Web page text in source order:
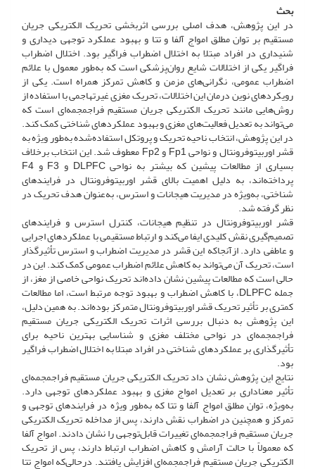
بحث
در این پژوهش، هدف اصلی بررسی اثربخشی تحریک الکتریکی جریان
مستقیم بر توان مطلق امواج آلفا و تتا و بهبود عملکرد توجهی دیداری و
شنیداری در افراد مبتلا به اختلال اضطراب فراگیر بود. اختلال اضطراب
فراگیر یکی از اختلالات شایع روان‌پزشکی است که به‌طور معمول با علائم
اضطراب عمومی، نگرانی‌های مزمن و کاهش تمرکز همراه است. یکی از
رویکردهای نوین درمان این اختلالات، تحریک مغزی غیرتهاجمی با استفاده از
روش‌هایی مانند تحریک الکتریکی جریان مستقیم فراجمجمه‌ای است که
می‌تواند به تعدیل فعالیت‌های مغزی و بهبود عملکردهای شناختی کمک کند.
در این پژوهش، انتخاب ناحیه تحریک و پروتکل استفاده‌شده به‌طور ویژه به
قشر اوربیتوفرونتال و نواحی Fp1 و Fp2 معطوف شد. این انتخاب برخلاف
بسیاری از مطالعات پیشین که بیشتر به نواحی DLPFC و F3 و F4
پرداخته‌اند، به دلیل اهمیت بالای قشر اوربیتوفرونتال در فرایندهای
شناختی، به‌ویژه در مدیریت هیجانات و استرس، به‌عنوان هدف تحریک در
نظر گرفته شد.
قشر اوربیتوفرونتال در تنظیم هیجانات، کنترل استرس و فرایندهای
تصمیم‌گیری نقش کلیدی ایفا می‌کند و ارتباط مستقیمی با عملکردهای اجرایی
و عاطفی دارد. از‌آنجا‌که این قشر در مدیریت اضطراب و استرس تأثیرگذار
است، تحریک آن می‌تواند به کاهش علائم اضطراب عمومی کمک کند. این در
حالی است که مطالعات پیشین نشان داده‌اند تحریک نواحی خاصی از مغز، از
جمله DLPFC، با کاهش اضطراب و بهبود توجه مرتبط است، اما مطالعات
کمتری بر تأثیر تحریک قشر اوربیتوفرونتال متمرکز بوده‌اند. به همین دلیل،
این پژوهش به دنبال بررسی اثرات تحریک الکتریکی جریان مستقیم
فراجمجمه‌ای در نواحی مختلف مغزی و شناسایی بهترین ناحیه برای
تأثیرگذاری بر عملکردهای شناختی در افراد مبتلا به اختلال اضطراب فراگیر
بود.
نتایج این پژوهش نشان داد تحریک الکتریکی جریان مستقیم فراجمجمه‌ای
تأثیر معناداری بر تعدیل امواج مغزی و بهبود عملکردهای توجهی دارد.
به‌ویژه، توان مطلق امواج آلفا و تتا که به‌طور ویژه در فرایندهای توجهی و
تمرکز و همچنین در اضطراب نقش دارند، پس از مداخله تحریک الکتریکی
جریان مستقیم فراجمجمه‌ای تغییرات قابل‌توجهی را نشان دادند. امواج آلفا
که معمولاً با حالت آرامش و کاهش اضطراب ارتباط دارند، پس از تحریک
الکتریکی جریان مستقیم فراجمجمه‌ای افزایش یافتند. در‌حالی‌که امواج تتا